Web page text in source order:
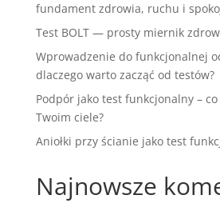
fundament zdrowia, ruchu i
Test BOLT — prosty miernik
Wprowadzenie do funkcjonalnej
dlaczego warto zacząć od testów?
Podpór jako test funkcjonalny –
Twoim ciele?
Aniołki przy ścianie jako test
Najnowsze